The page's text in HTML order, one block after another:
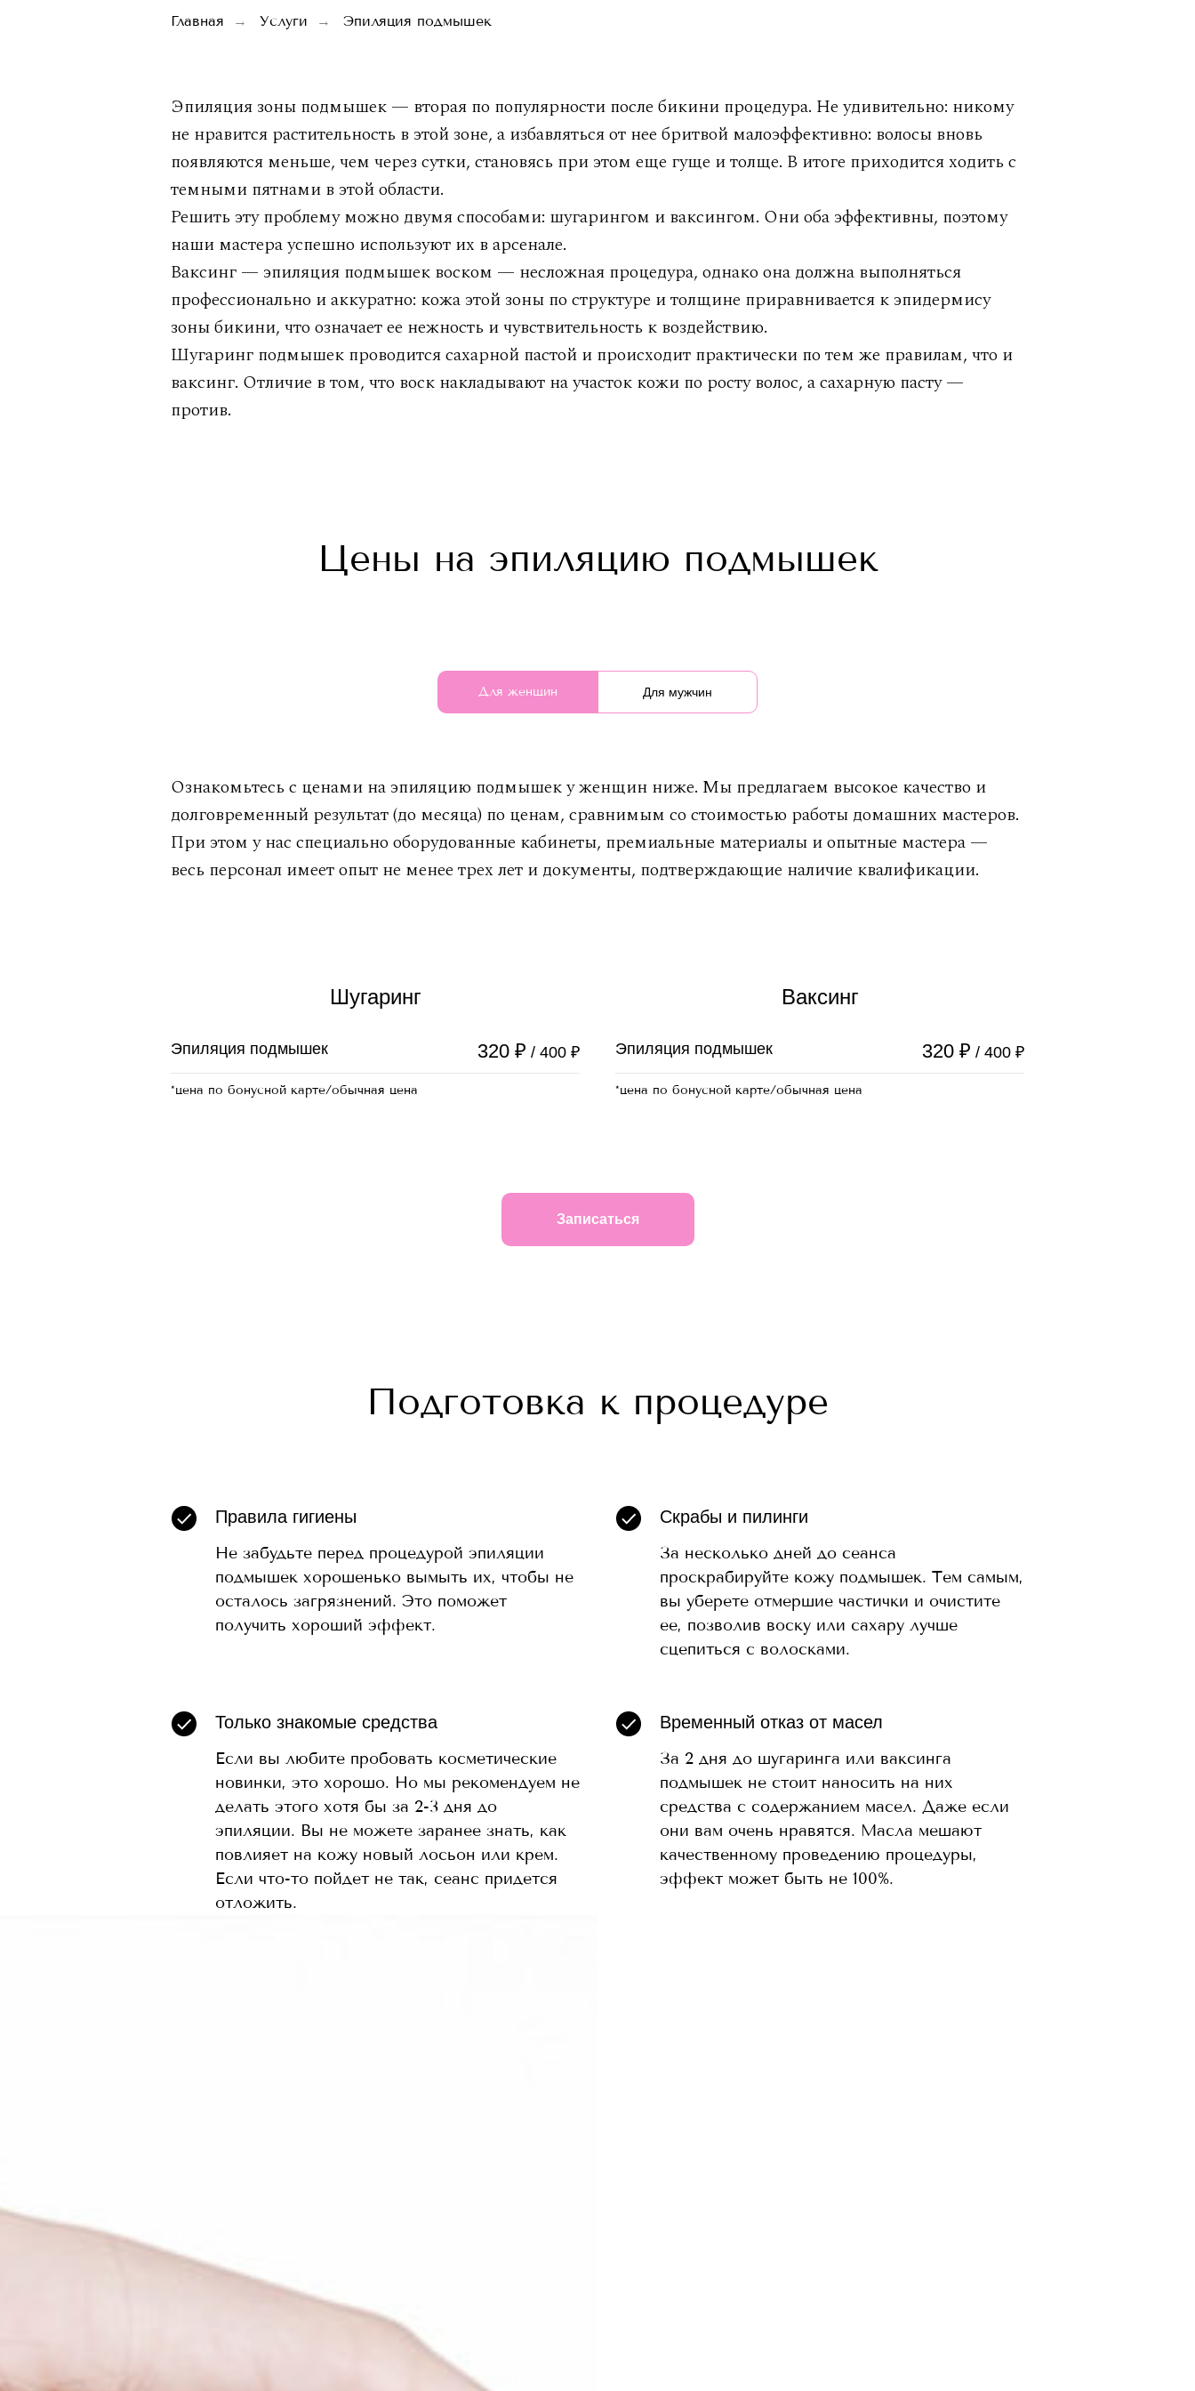
Главная → Услуги → Эпиляция подмышек
Эпиляция зоны подмышек — вторая по популярности после бикини процедура. Не удивительно: никому
не нравится растительность в этой зоне, а избавляться от нее бритвой малоэффективно: волосы вновь
появляются меньше, чем через сутки, становясь при этом еще гуще и толще. В итоге приходится ходить с
темными пятнами в этой области.
Решить эту проблему можно двумя способами: шугарингом и ваксингом. Они оба эффективны, поэтому
наши мастера успешно используют их в арсенале.
Ваксинг — эпиляция подмышек воском — несложная процедура, однако она должна выполняться
профессионально и аккуратно: кожа этой зоны по структуре и толщине приравнивается к эпидермису
зоны бикини, что означает ее нежность и чувствительность к воздействию.
Шугаринг подмышек проводится сахарной пастой и происходит практически по тем же правилам, что и
ваксинг. Отличие в том, что воск накладывают на участок кожи по росту волос, а сахарную пасту —
против.
Цены на эпиляцию подмышек
Для женщин Для мужчин
Ознакомьтесь с ценами на эпиляцию подмышек у женщин ниже. Мы предлагаем высокое качество и
долговременный результат (до месяца) по ценам, сравнимым со стоимостью работы домашних мастеров.
При этом у нас специально оборудованные кабинеты, премиальные материалы и опытные мастера —
весь персонал имеет опыт не менее трех лет и документы, подтверждающие наличие квалификации.
Шугаринг
Эпиляция подмышек 320 ₽ / 400 ₽
*цена по бонусной карте/обычная цена
Ваксинг
Эпиляция подмышек 320 ₽ / 400 ₽
*цена по бонусной карте/обычная цена
Записаться
Подготовка к процедуре
Правила гигиены
Не забудьте перед процедурой эпиляции
подмышек хорошенько вымыть их, чтобы не
осталось загрязнений. Это поможет
получить хороший эффект.
Скрабы и пилинги
За несколько дней до сеанса
проскрабируйте кожу подмышек. Тем самым,
вы уберете отмершие частички и очистите
ее, позволив воску или сахару лучше
сцепиться с волосками.
Только знакомые средства
Если вы любите пробовать косметические
новинки, это хорошо. Но мы рекомендуем не
делать этого хотя бы за 2-3 дня до
эпиляции. Вы не можете заранее знать, как
повлияет на кожу новый лосьон или крем.
Если что-то пойдет не так, сеанс придется
отложить.
Временный отказ от масел
За 2 дня до шугаринга или ваксинга
подмышек не стоит наносить на них
средства с содержанием масел. Даже если
они вам очень нравятся. Масла мешают
качественному проведению процедуры,
эффект может быть не 100%.